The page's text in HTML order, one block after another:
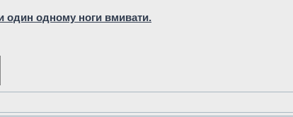
один одному ноги вмивати.